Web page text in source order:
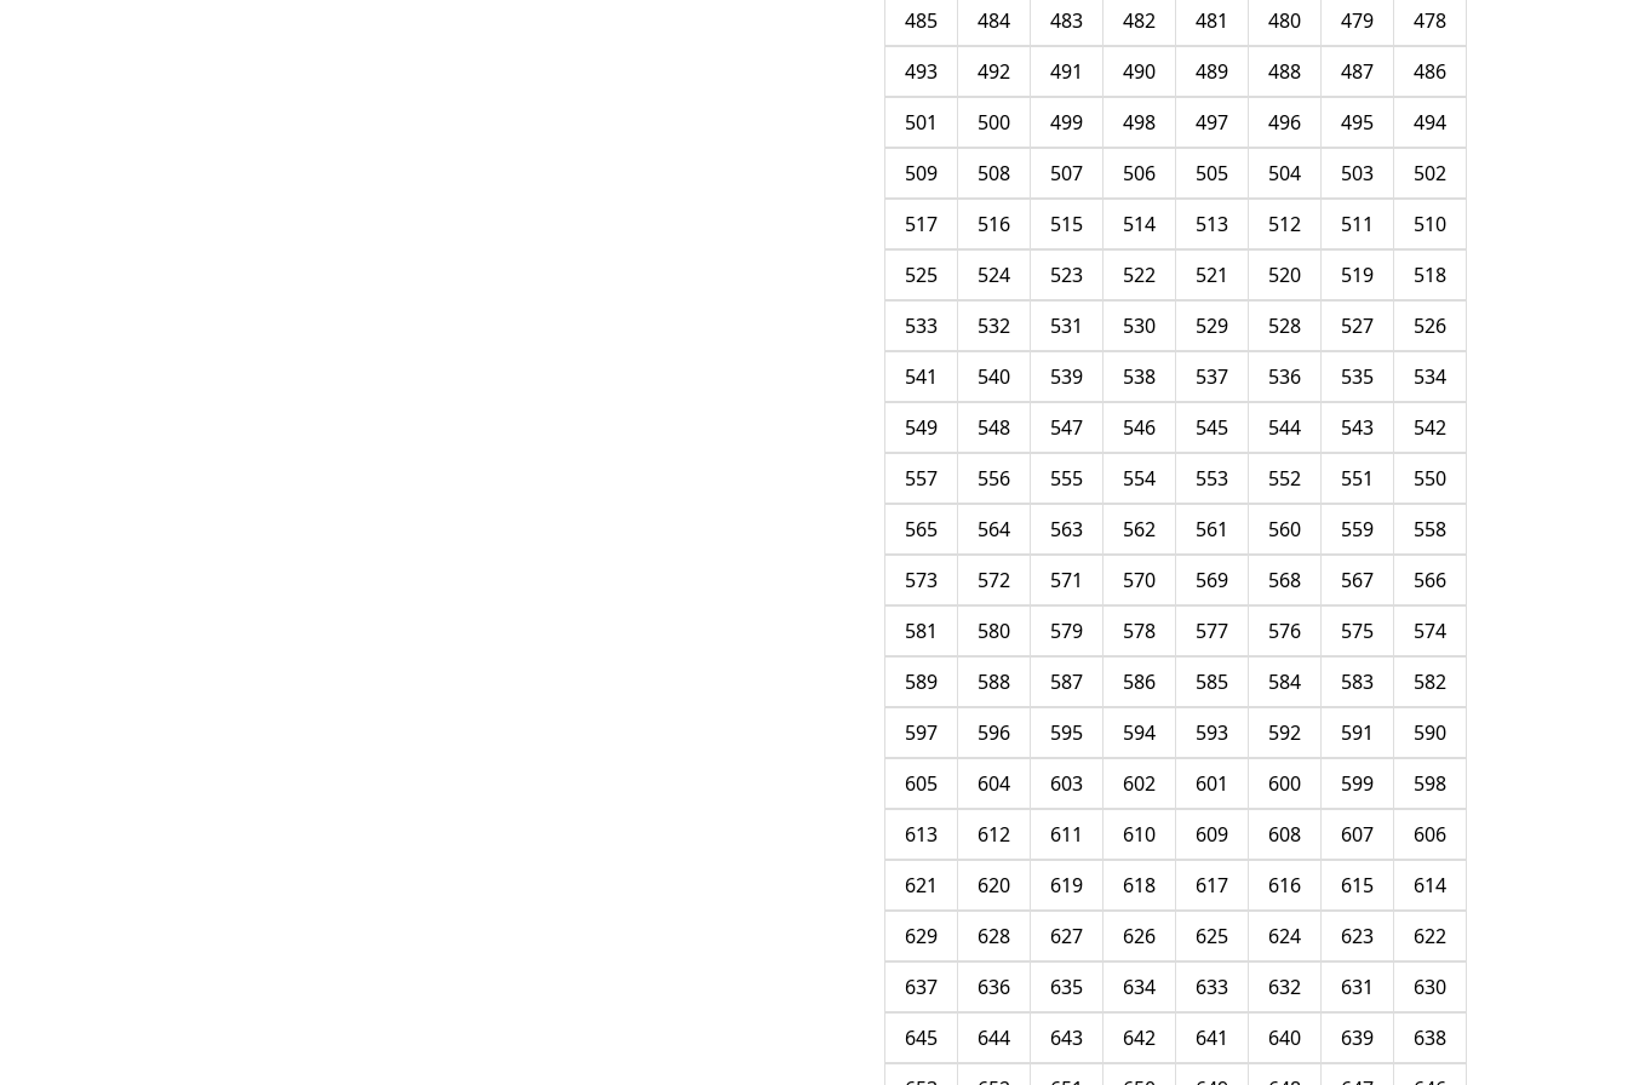
478
479
480
481
482
483
484
485
486
487
488
489
490
491
492
493
494
495
496
497
498
499
500
501
502
503
504
505
506
507
508
509
510
511
512
513
514
515
516
517
518
519
520
521
522
523
524
525
526
527
528
529
530
531
532
533
534
535
536
537
538
539
540
541
542
543
544
545
546
547
548
549
550
551
552
553
554
555
556
557
558
559
560
561
562
563
564
565
566
567
568
569
570
571
572
573
574
575
576
577
578
579
580
581
582
583
584
585
586
587
588
589
590
591
592
593
594
595
596
597
598
599
600
601
602
603
604
605
606
607
608
609
610
611
612
613
614
615
616
617
618
619
620
621
622
623
624
625
626
627
628
629
630
631
632
633
634
635
636
637
638
639
640
641
642
643
644
645